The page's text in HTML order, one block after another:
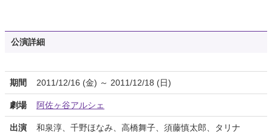
公演詳細
期間 2011/12/16 (金) ～ 2011/12/18 (日)
劇場 阿佐ヶ谷アルシェ
出演 和泉淳、千野ほなみ、高橋舞子、須藤慎太郎、タリナ